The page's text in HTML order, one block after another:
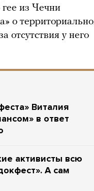
гее из Чечни
о
отсутствия у него
Виталия
в ответ
активисты всю
А сам